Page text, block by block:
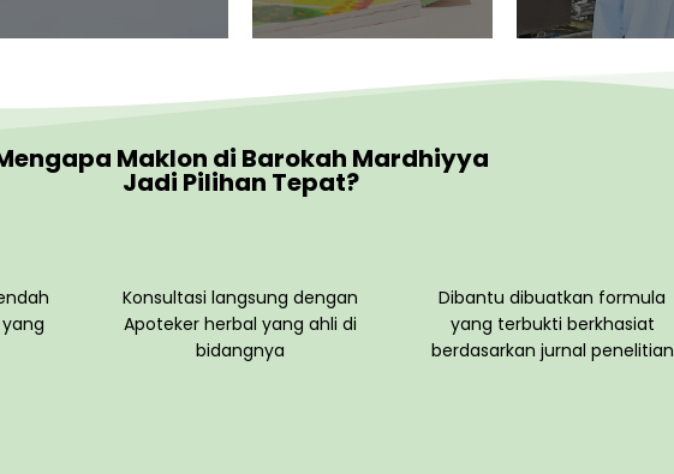
Maklon di Barokah Mardhiyya
Jadi Pilihan Tepat?
Konsultasi langsung dengan
Apoteker herbal yang ahli di
bidangnya
Dibantu dibuatkan formula
yang terbukti berkhasiat
berdasarkan jurnal penelitian